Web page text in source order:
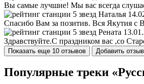
Вы самые лучшие! Мы вас всегда
Наталья
Спасибо Вам за позитив. Вся Якутия с
Рената
Здравствуйте.С праздником вас ,со
Показать еще 10 отзывов Добавить отзыв
Популярные треки